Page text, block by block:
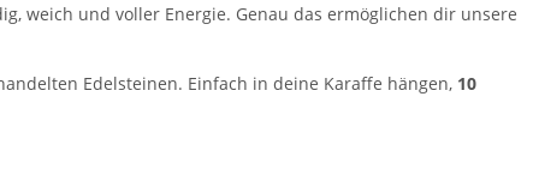
weich und voller Energie. Genau das ermöglichen dir unsere
Edelsteinen. Einfach in deine Karaffe hängen, 10